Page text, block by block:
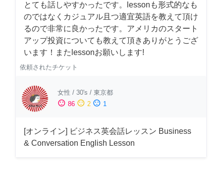
とても話しやすかったです。lessonも形式的なも
のではなくカジュアル且つ適宜英語を教えて頂け
るので非常に良かったです。アメリカのスタート
アップ投資についても教えて頂きありがとうござ
います！またlessonお願いします!
依頼されたチケット
女性 / 30's / 東京都
sentiment_satisfied 86 sentiment_neutral 2 sentiment_dissatisfied 1
[オンライン] ビジネス英会話レッスン Business
& Conversation English Lesson